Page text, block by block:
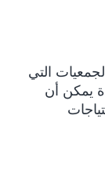
التي
يمكن أن